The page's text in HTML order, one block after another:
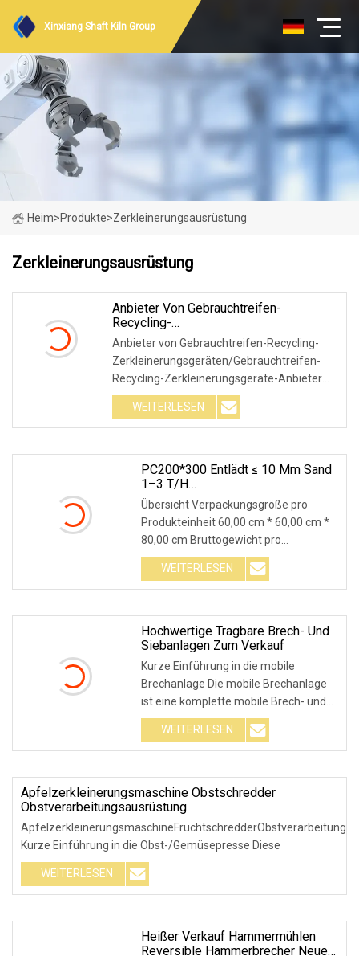
Xinxiang Shaft Kiln Group
Heim>Produkte>Zerkleinerungsausrüstung
Zerkleinerungsausrüstung
Anbieter Von Gebrauchtreifen-
Recycling-
Zerkleinerungsgeräten/Gebrauchtreifen-
Recycling-Zerkleinerungsgeräte
Anbieter von Gebrauchtreifen-Recycling-
Zerkleinerungsgeräten/Gebrauchtreifen-
Recycling-Zerkleinerungsgeräte-Anbieter
Sys
WEITERLESEN
PC200*300 Entlädt ≤ 10 Mm Sand
1–3 T/h
Sekundärzerkleinerungsausrüstung
Übersicht Verpackungsgröße pro
Produkteinheit 60,00 cm * 60,00 cm *
80,00 cm Bruttogewicht pro
Produkteinheit 200,000 kg
WEITERLESEN
Hochwertige Tragbare Brech- Und
Siebanlagen Zum Verkauf
Kurze Einführung in die mobile
Brechanlage Die mobile Brechanlage
ist eine komplette mobile Brech- und
Siebanlage, die a
WEITERLESEN
Apfelzerkleinerungsmaschine Obstschredder
Obstverarbeitungsausrüstung
Kurze Einführung in die Obst-/Gemüsepresse Diese
WEITERLESEN
Heißer Verkauf Hammermühlen
Reversible Hammerbrecher Neue